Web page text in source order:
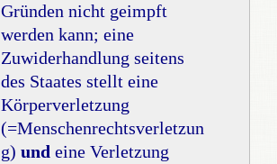
Gründen nicht geimpft
werden kann; eine
Zuwiderhandlung seitens
des Staates stellt eine
Körperverletzung
(=Menschenrechtsverletzun
g) und eine Verletzung